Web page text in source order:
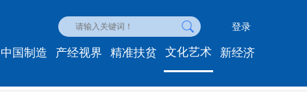
登录
中国制造 产经视界 精准扶贫 文化艺术 新经济